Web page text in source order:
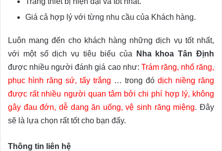
Giá cả hợp lý với từng nhu cầu của Khách hàng.
Luôn mang đến cho khách hàng những dịch vụ tốt nhất,
với một số dịch vụ tiêu biểu của
Nha khoa Tân Định
được nhiều người đánh giá cao như: Trám răng, nhổ răng,
phục hình răng sứ, tẩy trắng … trong đó dịch niềng răng
được rất nhiều người quan tâm bởi chi phí hợp lý, không
gây đau đớn, dễ dang ăn uống, vệ sinh răng miệng. Đây
sẽ là lựa chọn rất tốt cho bạn đấy.
Thông tin liên hệ